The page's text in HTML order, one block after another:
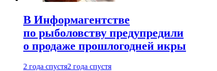
В Информагентстве
по рыболовству предупредили
о продаже прошлогодней икры
2 года спустя2 года спустя